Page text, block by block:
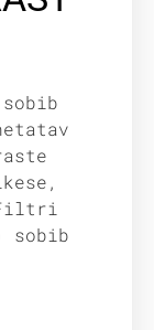
Filtri
sobib